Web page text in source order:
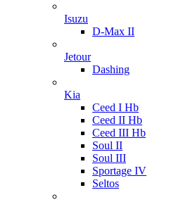
Isuzu
D-Max II
Jetour
Dashing
Kia
Ceed I Hb
Ceed II Hb
Ceed III Hb
Soul II
Soul III
Sportage IV
Seltos